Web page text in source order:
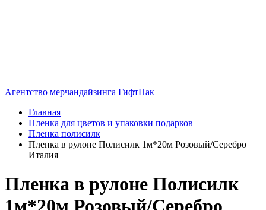
Агентство мерчандайзинга ГифтПак
Главная
Пленка для цветов и упаковки подарков
Пленка полисилк
Пленка в рулоне Полисилк 1м*20м Розовый/Серебро
Италия
Пленка в рулоне Полисилк